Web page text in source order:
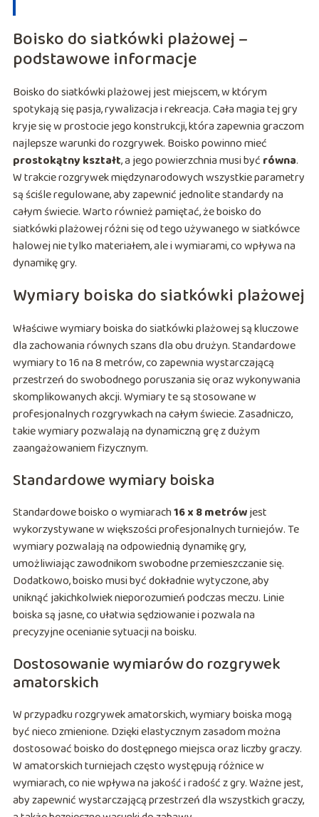
Boisko do siatkówki plażowej –
podstawowe informacje
Boisko do siatkówki plażowej jest miejscem, w którym
spotykają się pasja, rywalizacja i rekreacja. Cała magia tej gry
kryje się w prostocie jego konstrukcji, która zapewnia graczom
najlepsze warunki do rozgrywek. Boisko powinno mieć
prostokątny kształt, a jego powierzchnia musi być równa.
W trakcie rozgrywek międzynarodowych wszystkie parametry
są ściśle regulowane, aby zapewnić jednolite standardy na
całym świecie. Warto również pamiętać, że boisko do
siatkówki plażowej różni się od tego używanego w siatkówce
halowej nie tylko materiałem, ale i wymiarami, co wpływa na
dynamikę gry.
Wymiary boiska do siatkówki plażowej
Właściwe wymiary boiska do siatkówki plażowej są kluczowe
dla zachowania równych szans dla obu drużyn. Standardowe
wymiary to 16 na 8 metrów, co zapewnia wystarczającą
przestrzeń do swobodnego poruszania się oraz wykonywania
skomplikowanych akcji. Wymiary te są stosowane w
profesjonalnych rozgrywkach na całym świecie. Zasadniczo,
takie wymiary pozwalają na dynamiczną grę z dużym
zaangażowaniem fizycznym.
Standardowe wymiary boiska
Standardowe boisko o wymiarach16 x 8 metrówjest
wykorzystywane w większości profesjonalnych turniejów. Te
wymiary pozwalają na odpowiednią dynamikę gry,
umożliwiając zawodnikom swobodne przemieszczanie się.
Dodatkowo, boisko musi być dokładnie wytyczone, aby
uniknąć jakichkolwiek nieporozumień podczas meczu. Linie
boiska są jasne, co ułatwia sędziowanie i pozwala na
precyzyjne ocenianie sytuacji na boisku.
Dostosowanie wymiarów do rozgrywek
amatorskich
W przypadku rozgrywek amatorskich, wymiary boiska mogą
być nieco zmienione. Dzięki elastycznym zasadom można
dostosować boisko do dostępnego miejsca oraz liczby graczy.
W amatorskich turniejach często występują różnice w
wymiarach, co nie wpływa na jakość i radość z gry. Ważne jest,
aby zapewnić wystarczającą przestrzeń dla wszystkich graczy,